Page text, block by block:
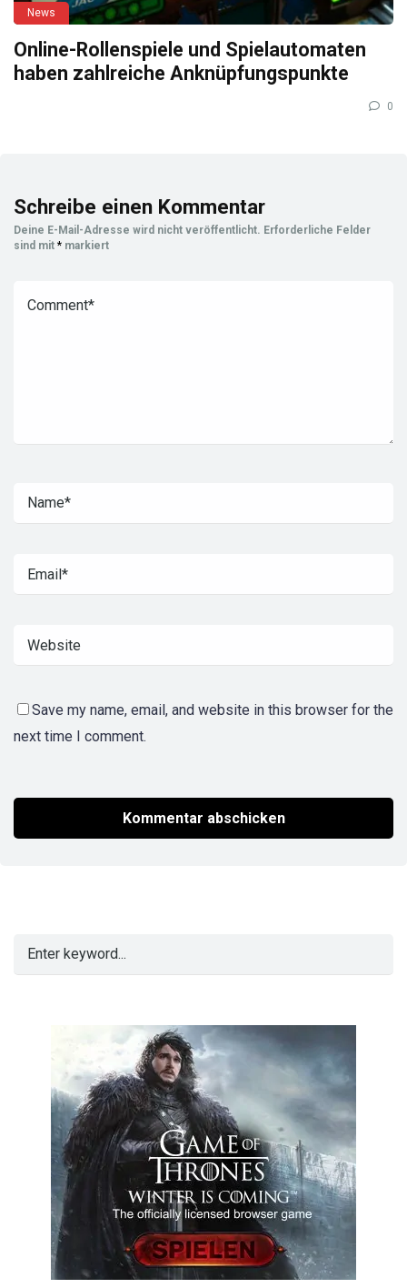
News
Online-Rollenspiele und Spielautomaten
haben zahlreiche Anknüpfungspunkte
0
Schreibe einen Kommentar
Deine E-Mail-Adresse wird nicht veröffentlicht. Erforderliche Felder
sind mit * markiert
Save my name, email, and website in this browser for the
next time I comment.